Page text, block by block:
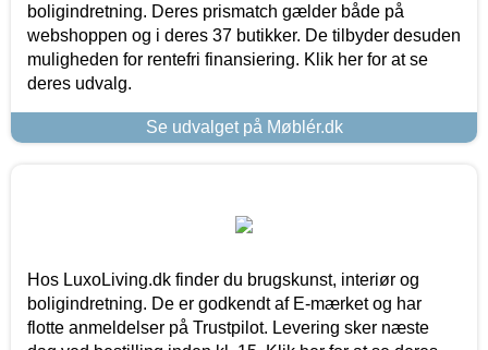
boligindretning. Deres prismatch gælder både på
webshoppen og i deres 37 butikker. De tilbyder desuden
muligheden for rentefri finansiering. Klik her for at se
deres udvalg.
Se udvalget på Møblér.dk
Hos LuxoLiving.dk finder du brugskunst, interiør og
boligindretning. De er godkendt af E-mærket og har
flotte anmeldelser på Trustpilot. Levering sker næste